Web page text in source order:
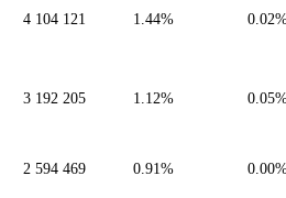
4 104 121 1.44%
3 192 205 1.12%
2 594 469 0.91%